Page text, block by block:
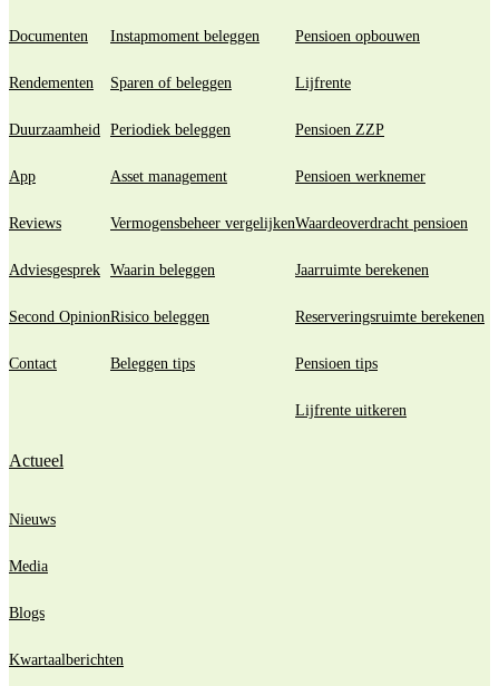
Documenten
Rendementen
Duurzaamheid
App
Reviews
Adviesgesprek
Second Opinion
Contact
Instapmoment beleggen
Sparen of beleggen
Periodiek beleggen
Asset management
Vermogensbeheer vergelijken
Waarin beleggen
Risico beleggen
Beleggen tips
Pensioen opbouwen
Lijfrente
Pensioen ZZP
Pensioen werknemer
Waardeoverdracht pensioen
Jaarruimte berekenen
Reserveringsruimte berekenen
Pensioen tips
Lijfrente uitkeren
Actueel
Nieuws
Media
Blogs
Kwartaalberichten